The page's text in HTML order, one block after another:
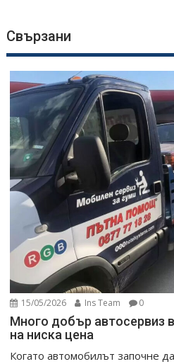
Свързани
15/05/2026 Ins Team 0
Много добър автосервиз
на ниска цена
Когато автомобилът започне